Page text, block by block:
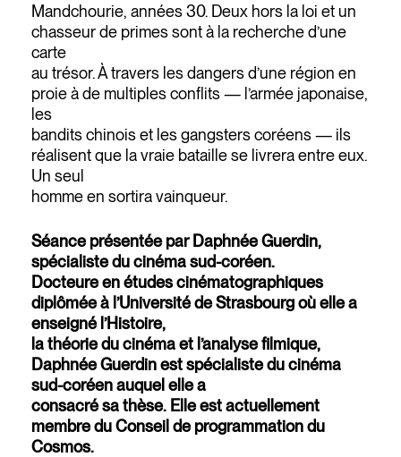
Mandchourie, années 30. Deux hors la loi et un
chasseur de primes sont à la recherche d’une
carte
au trésor. À travers les dangers d’une région en
proie à de multiples conflits — l’armée japonaise,
les
bandits chinois et les gangsters coréens — ils
réalisent que la vraie bataille se livrera entre eux.
Un seul
homme en sortira vainqueur.
Séance présentée par Daphnée Guerdin,
spécialiste du cinéma sud-coréen.
Docteure en études cinématographiques
diplômée à l’Université de Strasbourg où elle a
enseigné l’Histoire,
la théorie du cinéma et l’analyse filmique,
Daphnée Guerdin est spécialiste du cinéma
sud-coréen auquel elle a
consacré sa thèse. Elle est actuellement
membre du Conseil de programmation du
Cosmos.